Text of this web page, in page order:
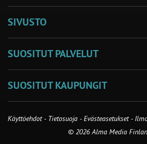
SIVUSTO
SUOSITUT PALVELUT
SUOSITUT KAUPUNGIT
Käyttöehdot - Tietosuoja -Evästeasetukset-
© 2026 Alma Media